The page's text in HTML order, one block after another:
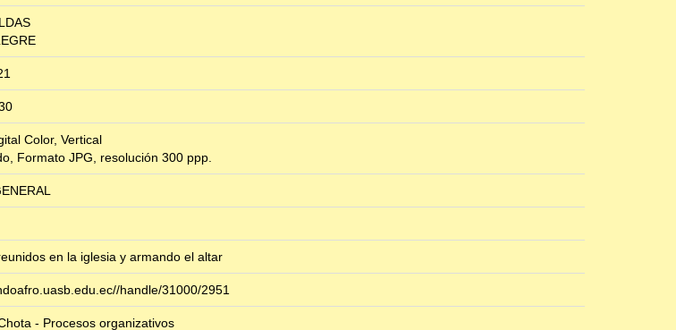
Color, Vertical
Formato JPG, resolución 300 ppp.
en la iglesia y armando el altar
handle/31000/2951
- Procesos organizativos